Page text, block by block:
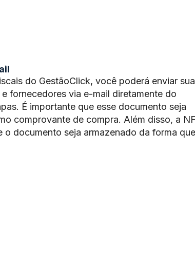
do GestãoClick, você poderá enviar
fornecedores via e-mail diretamente do
É importante que esse documento seja
comprovante de compra. Além disso, a
documento seja armazenado da forma